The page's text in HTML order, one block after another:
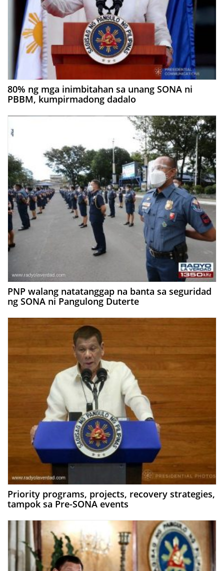
80% ng mga inimbitahan sa unang SONA ni
PBBM, kumpirmadong dadalo
PNP walang natatanggap na banta sa seguridad
ng SONA ni Pangulong Duterte
Priority programs, projects, recovery strategies,
tampok sa Pre-SONA events